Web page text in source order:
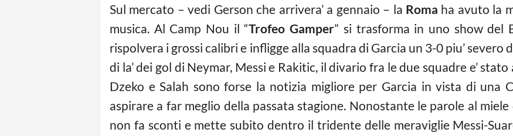
Sul mercato – vedi Gerson che arrivera’ a gennaio – la Roma ha avuto la
musica. Al Camp Nou il “Trofeo Gamper” si trasforma in uno show del
rispolvera i grossi calibri e infligge alla squadra di Garcia un 3-0 piu’
di la’ dei gol di Neymar, Messi e Rakitic, il divario fra le due squadre e’
Dzeko e Salah sono forse la notizia migliore per Garcia in vista di una
aspirare a far meglio della passata stagione. Nonostante le parole al
non fa sconti e mette subito dentro il tridente delle meraviglie Messi-